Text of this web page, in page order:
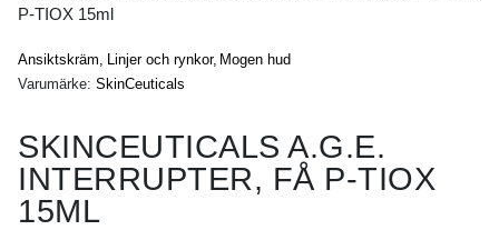
P-TIOX 15ml
Ansiktskräm, Linjer och rynkor, Mogen hud
Varumärke: SkinCeuticals
SKINCEUTICALS A.G.E.
INTERRUPTER, FÅ P-TIOX
15ML